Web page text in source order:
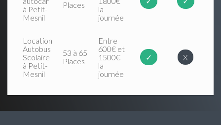
à Petit-
Mesnil
Places
la
journée
Location
Autobus
Scolaire
à Petit-
Mesnil
53 à 65
Places
Entre
600€ et
1500€
la
journée
✓ X